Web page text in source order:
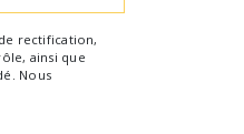
rectification,
ainsi que
Nous